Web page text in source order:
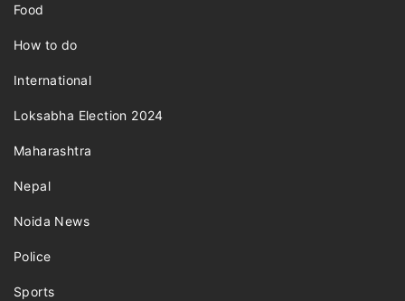
Food
How to do
International
Loksabha Election 2024
Maharashtra
Nepal
Noida News
Police
Sports